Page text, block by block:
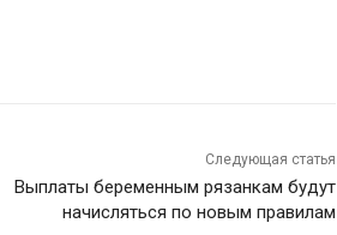
Следующая статья
Выплаты беременным рязанкам будут
начисляться по новым правилам